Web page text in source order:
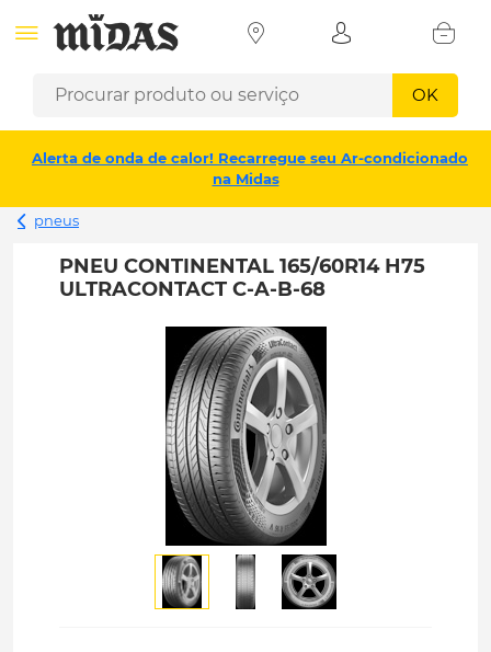
OK
Alerta de onda de calor! Recarregue seu Ar-condicionado
na Midas
pneus
PNEU CONTINENTAL 165/60R14 H75
ULTRACONTACT C-A-B-68